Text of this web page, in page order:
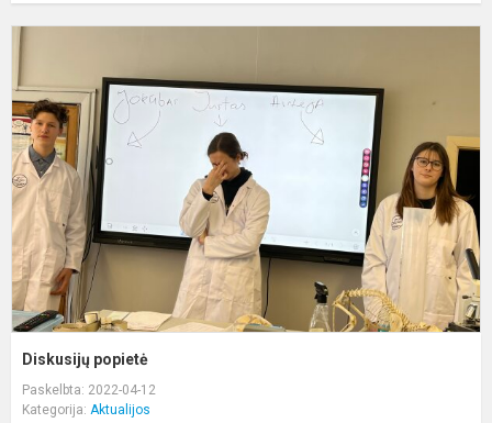
Diskusijų popietė
Paskelbta: 2022-04-12
Kategorija: Aktualijos